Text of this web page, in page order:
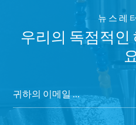
뉴스레
우리의 독점적인